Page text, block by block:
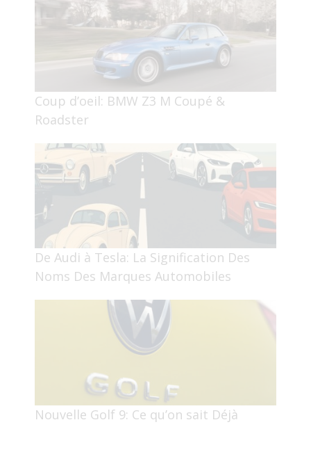
Coup d’oeil: BMW Z3 M Coupé &
Roadster
De Audi à Tesla: La Signification Des
Noms Des Marques Automobiles
Nouvelle Golf 9: Ce qu’on sait Déjà